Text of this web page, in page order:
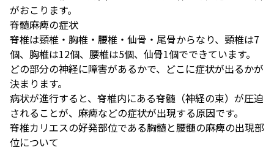
がおこります。
脊髄麻痺の症状
脊椎は頸椎・胸椎・腰椎・仙骨・尾骨からなり、頸椎は7
個、胸椎は12個、腰椎は5個、仙骨1個でできています。
どの部分の神経に障害があるかで、どこに症状が出るかが
決まります。
病状が進行すると、脊椎内にある脊髄（神経の束）が圧迫
されることが、麻痺などの症状が出現する原因です。
脊椎カリエスの好発部位である胸髄と腰髄の麻痺の出現部
位について